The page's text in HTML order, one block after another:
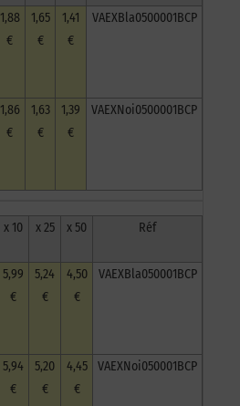
1,88
€
1,65
€
1,41
€
VAEXBla0500001BCP
1,86
€
1,63
€
1,39
€
VAEXNoi0500001BCP
x 10 x 25 x 50 Réf
5,99
€
5,24
€
4,50
€
VAEXBla050001BCP
5,94
€
5,20
€
4,45
€
VAEXNoi050001BCP